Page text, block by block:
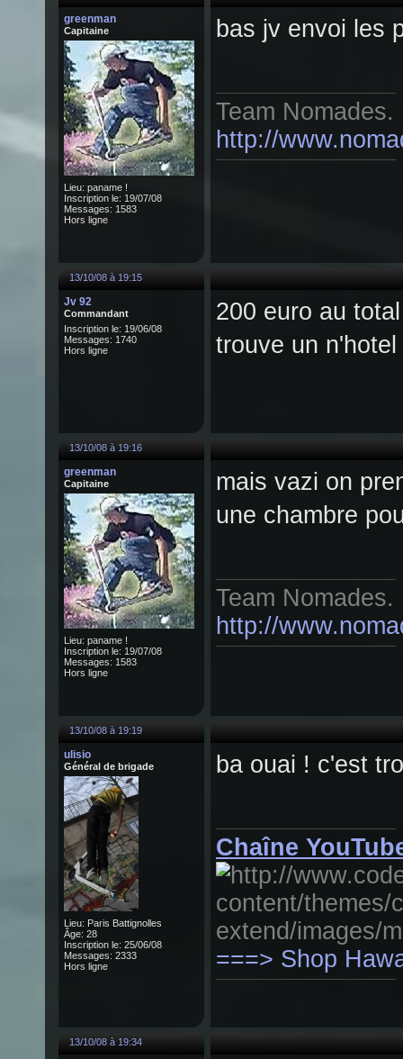
greenman
Capitaine
Lieu: paname !
Inscription le: 19/07/08
Messages: 1583
Hors ligne
bas jv envoi les
Team Nomades.
http://
13/10/08 à 19:15
Jv 92
Commandant
Inscription le: 19/06/08
Messages: 1740
Hors ligne
200 euro au
trouve un
13/10/08 à 19:16
greenman
Capitaine
Lieu: paname !
Inscription le: 19/07/08
Messages: 1583
Hors ligne
mais vazi on
une chambre
Team Nomades.
http://
13/10/08 à 19:19
ulisio
Général de brigade
Lieu: Paris Battignolles
Âge: 28
Inscription le: 25/06/08
Messages: 2333
Hors ligne
ba ouai ! c'est
Chaîne
===> Shop
13/10/08 à 19:34